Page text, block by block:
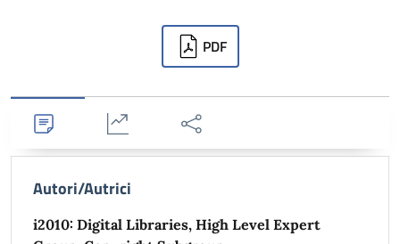
PDF
Dettagli Statistiche Condividi
Autori/Autrici
i2010: Digital Libraries, High Level Expert